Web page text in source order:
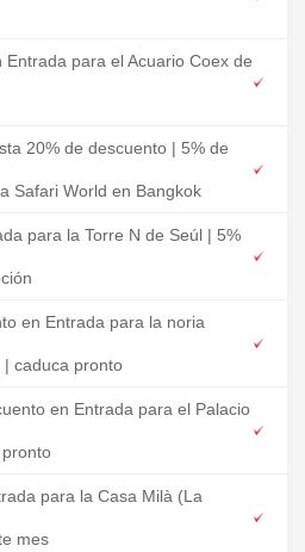
para el Acuario Coex de
20% de descuento | 5% de
Safari World en Bangkok
para la Torre N de Seúl | 5%
en Entrada para la noria
| caduca pronto
en Entrada para el Palacio
para la Casa Milà (La
mes